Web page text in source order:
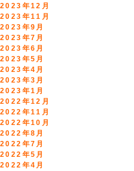
2023年12月
2023年11月
2023年9月
2023年7月
2023年6月
2023年5月
2023年4月
2023年3月
2023年1月
2022年12月
2022年11月
2022年10月
2022年8月
2022年7月
2022年5月
2022年4月